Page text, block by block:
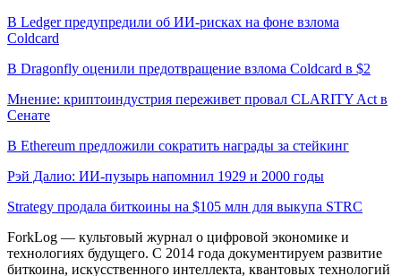
В Ledger предупредили об ИИ-рисках на фоне взлома
Coldcard
В Dragonfly оценили предотвращение взлома Coldcard в $2
Мнение: криптоиндустрия переживет провал CLARITY Act в
Сенате
В Ethereum предложили сократить награды за стейкинг
Рэй Далио: ИИ-пузырь напомнил 1929 и 2000 годы
Strategy продала биткоины на $105 млн для выкупа STRC
ForkLog — культовый журнал о цифровой экономике и
технологиях будущего. С 2014 года документируем развитие
биткоина, искусственного интеллекта, квантовых технологий